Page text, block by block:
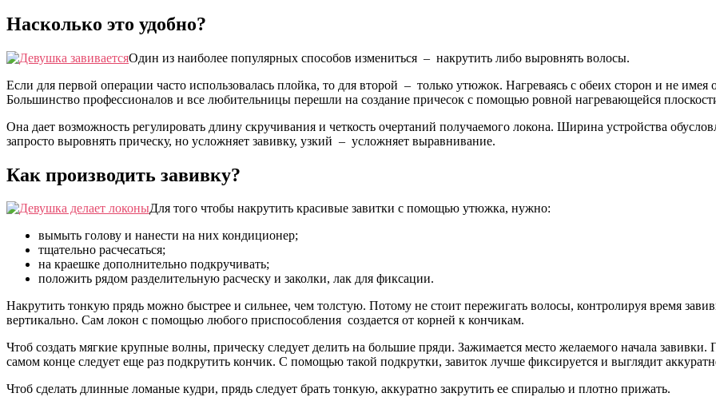
Насколько это удобно?
Один из наиболее популярных способов измениться – накрутить либо выровнять волосы.
Если для первой операции часто использовалась плойка, то для второй – только утюжок. Нагреваясь с обеих сторон и не
Большинство профессионалов и все любительницы перешли на создание причесок с помощью ровной нагревающейся
Она дает возможность регулировать длину скручивания и четкость очертаний получаемого локона. Ширина устройства
запросто выровнять прическу, но усложняет завивку, узкий – усложняет выравнивание.
Как производить завивку?
Для того чтобы накрутить красивые завитки с помощью утюжка, нужно:
вымыть голову и нанести на них кондиционер;
тщательно расчесаться;
на краешке дополнительно подкручивать;
положить рядом разделительную расческу и заколки, лак для фиксации.
Накрутить тонкую прядь можно быстрее и сильнее, чем толстую. Потому не стоит пережигать волосы, контролируя время
вертикально. Сам локон с помощью любого приспособления создается от корней к кончикам.
Чтоб создать мягкие крупные волны, прическу следует делить на большие пряди. Зажимается место желаемого начала
самом конце следует еще раз подкрутить кончик. С помощью такой подкрутки, завиток лучше фиксируется и выглядит
Чтоб сделать длинные ломаные кудри, прядь следует брать тонкую, аккуратно закрутить ее спиралью и плотно прижать.